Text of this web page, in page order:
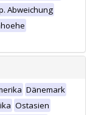
Abweichung
Dänemark
Ostasien